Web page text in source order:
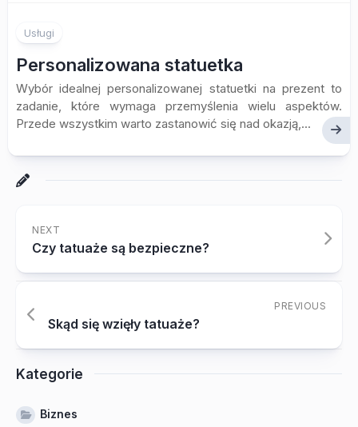
Usługi
Personalizowana statuetka
Wybór idealnej personalizowanej statuetki na prezent to
zadanie, które wymaga przemyślenia wielu aspektów.
Przede wszystkim warto zastanowić się nad okazją,...
NEXT
Czy tatuaże są bezpieczne?
PREVIOUS
Skąd się wzięły tatuaże?
Kategorie
Biznes